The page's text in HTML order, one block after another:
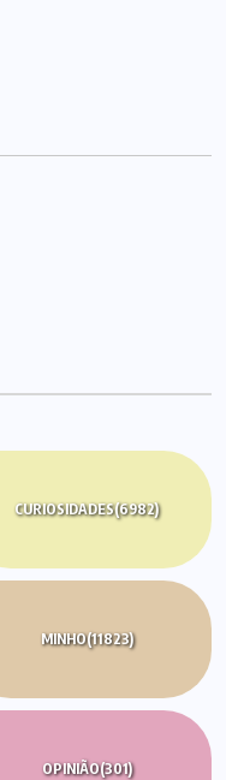
CURIOSIDADES(6982)
MINHO(11823)
OPINIÃO(301)